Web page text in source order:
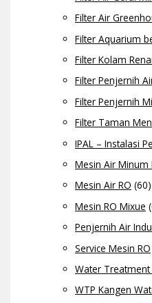
Filter Air
Filter Aquarium
Filter Kolam
Filter Penjernih
Filter Penjernih
Filter Taman
IPAL – Instalasi
Mesin Air Minum
Mesin Air RO (60)
Mesin RO Mixue
Penjernih Air
Service Mesin RO
Water Treatment
WTP Kangen